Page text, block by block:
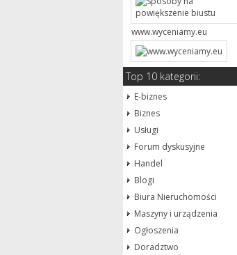
www.wyceniamy.eu
Top 10 kategorii:
E-biznes
Biznes
Usługi
Forum dyskusyjne
Handel
Blogi
Biura Nieruchomości
Maszyny i urządzenia
Ogłoszenia
Doradztwo